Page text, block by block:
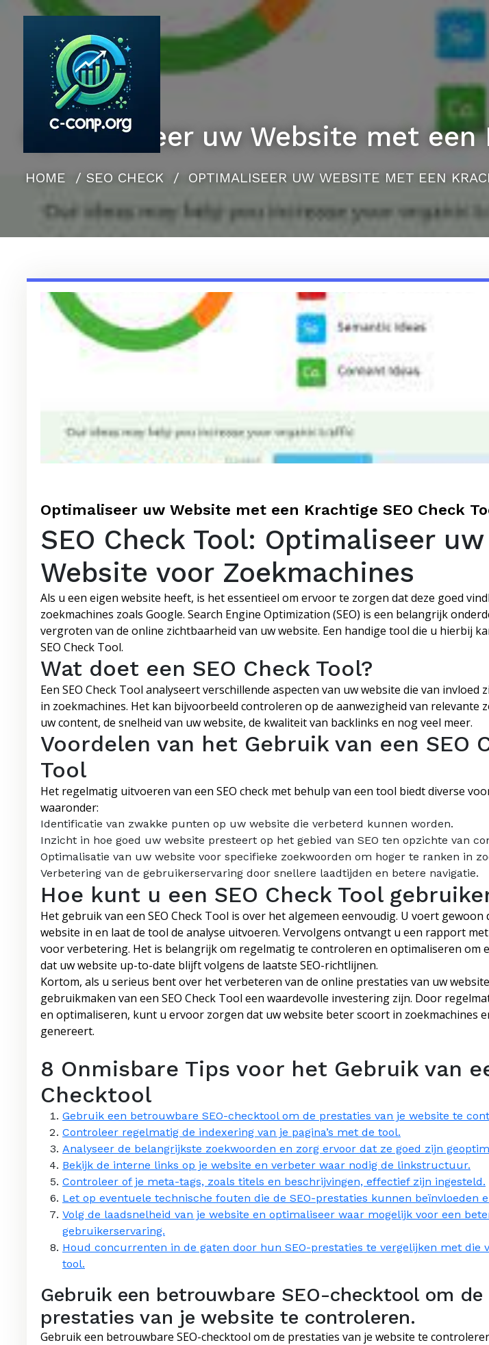
Optimaliseer uw Website met een
HOME / SEO CHECK / OPTIMALISEER UW WEBSITE MET EEN
Optimaliseer uw Website met een Krachtige SEO Check
SEO Check Tool: Optimaliseer uw
Website voor Zoekmachines
Als u een eigen website heeft, is het essentieel om ervoor te zorgen dat deze goed
zoekmachines zoals Google. Search Engine Optimization (SEO) is een belangrijk
vergroten van de online zichtbaarheid van uw website. Een handige tool die u hierbij
SEO Check Tool.
Wat doet een SEO Check Tool?
Een SEO Check Tool analyseert verschillende aspecten van uw website die van invloed
in zoekmachines. Het kan bijvoorbeeld controleren op de aanwezigheid van relevante
uw content, de snelheid van uw website, de kwaliteit van backlinks en nog veel meer.
Voordelen van het Gebruik van een SEO
Tool
Het regelmatig uitvoeren van een SEO check met behulp van een tool biedt diverse
waaronder:
Identificatie van zwakke punten op uw website die verbeterd kunnen worden.
Inzicht in hoe goed uw website presteert op het gebied van SEO ten opzichte van
Optimalisatie van uw website voor specifieke zoekwoorden om hoger te ranken in
Verbetering van de gebruikerservaring door snellere laadtijden en betere navigatie.
Hoe kunt u een SEO Check Tool
Het gebruik van een SEO Check Tool is over het algemeen eenvoudig. U voert gewoon
website in en laat de tool de analyse uitvoeren. Vervolgens ontvangt u een rapport
voor verbetering. Het is belangrijk om regelmatig te controleren en optimaliseren om
dat uw website up-to-date blijft volgens de laatste SEO-richtlijnen.
Kortom, als u serieus bent over het verbeteren van de online prestaties van uw
gebruikmaken van een SEO Check Tool een waardevolle investering zijn. Door
en optimaliseren, kunt u ervoor zorgen dat uw website beter scoort in zoekmachines
genereert.
8 Onmisbare Tips voor het Gebruik van
Checktool
Gebruik een betrouwbare SEO-checktool om de prestaties van je website te
Controleer regelmatig de indexering van je pagina’s met de tool.
Analyseer de belangrijkste zoekwoorden en zorg ervoor dat ze goed zijn
Bekijk de interne links op je website en verbeter waar nodig de linkstructuur.
Controleer of je meta-tags, zoals titels en beschrijvingen, effectief zijn ingesteld.
Let op eventuele technische fouten die de SEO-prestaties kunnen beïnvloeden
Volg de laadsnelheid van je website en optimaliseer waar mogelijk voor een
gebruikerservaring.
Houd concurrenten in de gaten door hun SEO-prestaties te vergelijken met die
tool.
Gebruik een betrouwbare SEO-checktool om de
prestaties van je website te controleren.
Gebruik een betrouwbare SEO-checktool om de prestaties van je website te